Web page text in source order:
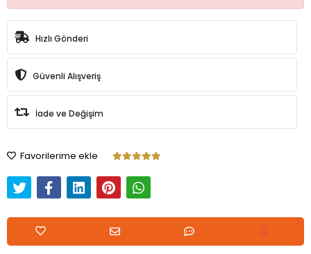
Hızlı Gönderi
Güvenli Alışveriş
İade ve Değişim
Favorilerime ekle